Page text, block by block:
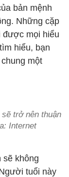
bản mệnh
Những cặp
được mọi hiểu
hiểu, bạn
một
trở nên thuận
Internet
sẽ không
tuổi này